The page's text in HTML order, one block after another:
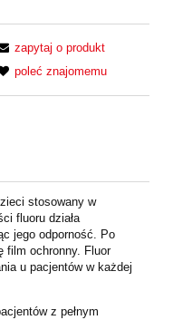
zapytaj o produkt
poleć znajomemu
stosowany w
fluoru działa
jego odporność. Po
film ochronny. Fluor
u pacjentów w każdej
z pełnym